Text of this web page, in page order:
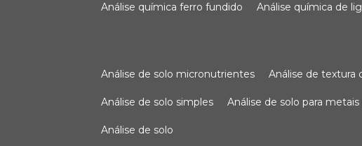
análise química ferro fundido análise química de
análise de solo micronutrientes análise de textura
análise de solo simples análise de solo para
análise de solo